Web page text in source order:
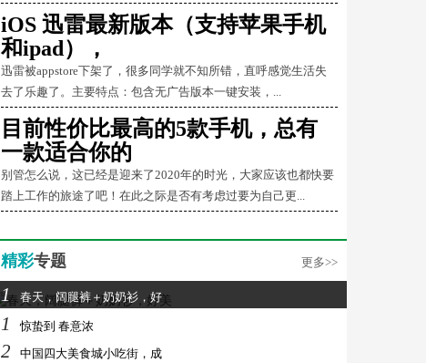
iOS 迅雷最新版本（支持苹果手机
和ipad），
迅雷被appstore下架了，很多同学就不知所错，直呼感觉生活失
去了乐趣了。主要特点：包含无广告版本一键安装，...
目前性价比最高的5款手机，总有
一款适合你的
别管怎么说，这已经是迎来了2020年的时光，大家应该也都快要
踏上工作的旅途了吧！在此之际是否有考虑过要为自己更...
精彩专题 更多>>
1 春天，阔腿裤＋奶奶衫，好
1 惊蛰到 春意浓
2 中国四大美食城小吃街，成